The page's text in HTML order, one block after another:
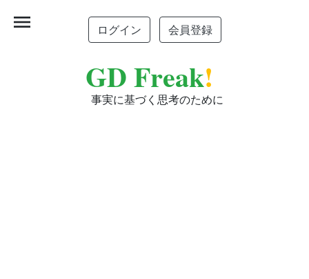
ログイン 会員登録
GD Freak!
事実に基づく思考のために
menu